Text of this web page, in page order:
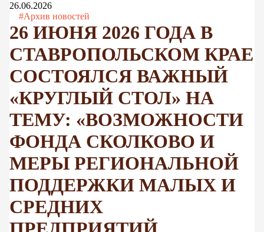
26.06.2026
#Архив новостей
26 ИЮНЯ 2026 ГОДА В
СТАВРОПОЛЬСКОМ КРАЕ
СОСТОЯЛСЯ ВАЖНЫЙ
«КРУГЛЫЙ СТОЛ» НА
ТЕМУ: «ВОЗМОЖНОСТИ
ФОНДА СКОЛКОВО И
МЕРЫ РЕГИОНАЛЬНОЙ
ПОДДЕРЖКИ МАЛЫХ И
СРЕДНИХ